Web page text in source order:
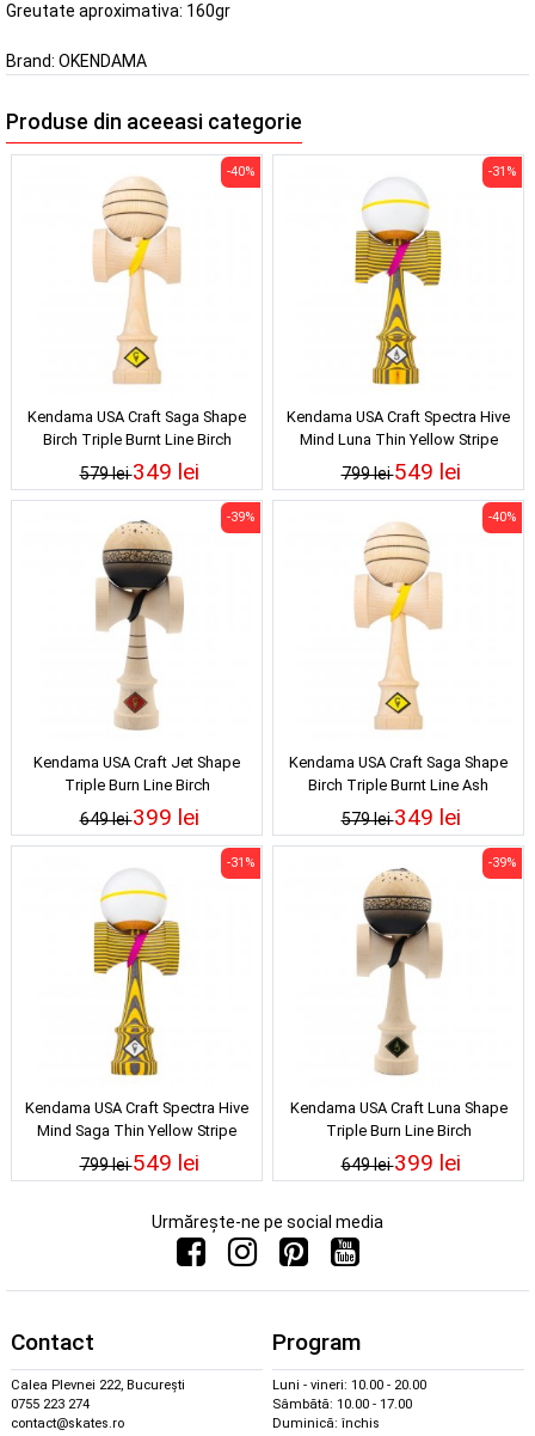
Greutate aproximativa: 160gr
Brand: OKENDAMA
Produse din aceeasi categorie
Kendama USA Craft Saga Shape
Birch Triple Burnt Line Birch
579 lei
-40%
349 lei
Kendama USA Craft Spectra Hive
Mind Luna Thin Yellow Stripe
799 lei
-31%
549 lei
Kendama USA Craft Jet Shape
Triple Burn Line Birch
649 lei
-39%
399 lei
Kendama USA Craft Saga Shape
Birch Triple Burnt Line Ash
579 lei
-40%
349 lei
Kendama USA Craft Spectra Hive
Mind Saga Thin Yellow Stripe
799 lei
-31%
549 lei
Kendama USA Craft Luna Shape
Triple Burn Line Birch
649 lei
-39%
399 lei
Urmărește-ne pe social media
Contact
Calea Plevnei 222, București
0755 223 274
contact@skates.ro
Program
Luni - vineri: 10.00 - 20.00
Sâmbătă: 10.00 - 17.00
Duminică: închis